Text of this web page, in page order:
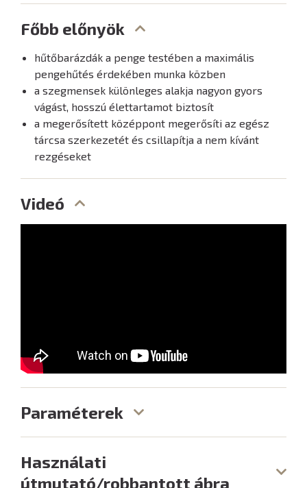
Főbb előnyök
hűtőbarázdák a penge testében a maximális
pengehűtés érdekében munka közben
a szegmensek különleges alakja nagyon gyors
vágást, hosszú élettartamot biztosít
a megerősített középpont megerősíti az egész
tárcsa szerkezetét és csillapítja a nem kívánt
rezgéseket
Videó
Paraméterek
Használati
útmutató/robbantott ábra